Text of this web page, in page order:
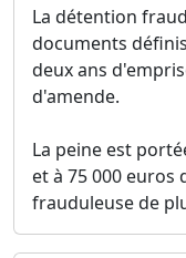
La détention
documents
deux ans
d'amende.
La peine est
et à 75 000 euros
frauduleuse de